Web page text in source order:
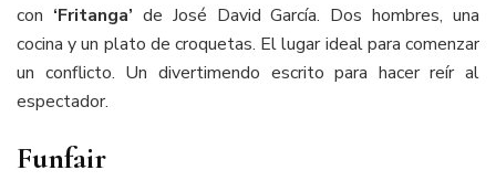
con ‘Fritanga’ de José David García. Dos hombres, una
cocina y un plato de croquetas. El lugar ideal para comenzar
un conflicto. Un divertimendo escrito para hacer reír al
espectador.
Funfair